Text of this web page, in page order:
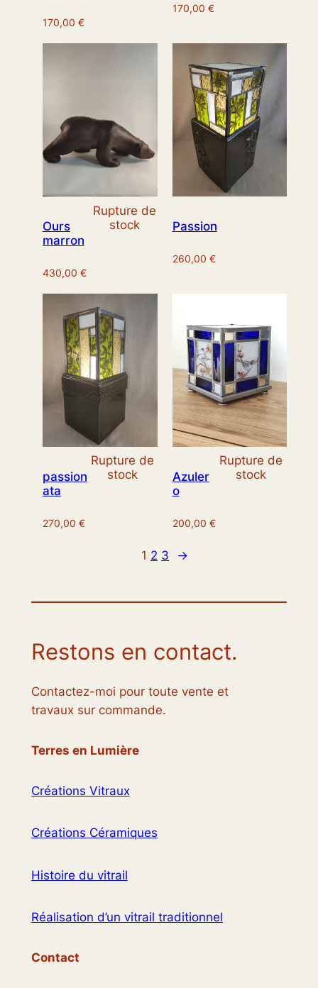
170,00 €
170,00 €
Ours
marron
430,00 €
Rupture de
stock
Passion
260,00 €
passion
ata
270,00 €
Rupture de
stock
Azuler
o
200,00 €
Rupture de
stock
1 2 3 →
Restons en contact.
Contactez-moi pour toute vente et
travaux sur commande.
Terres en Lumière
Créations Vitraux
Créations Céramiques
Histoire du vitrail
Réalisation d’un vitrail traditionnel
Contact